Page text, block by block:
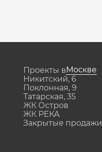
Проекты вМоскве
Никитский, 6
Поклонная, 9
Татарская, 35
ЖК Остров
ЖК РЕКА
Закрытые продажи